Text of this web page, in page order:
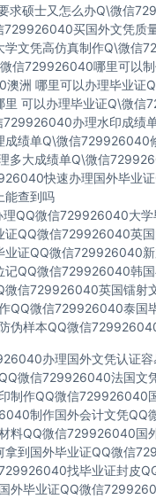
求硕士又怎么办Q\微信
买国外文凭质
文凭高仿真制作Q\微信
信729926040哪里可以
洲 哪里可以办理毕业证
可以办理毕业证Q\微信
办理水印成绩
绩单Q\微信729926040
多大成绩单Q\微信
快速办理国外毕业
查到吗
QQ微信729926040大学
QQ微信729926040英国
证QQ微信729926040新
QQ微信729926040韩国
信729926040英国镭射
QQ微信729926040泰国
伪样本QQ微信
办理国外文凭认证容
微信729926040法国文
制作QQ微信729926040
制作国外会计文凭QQ
料QQ微信729926040国
到国外毕业证QQ微信
找毕业证封皮
外毕业证QQ微信